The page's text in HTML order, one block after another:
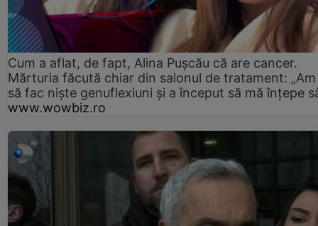
Cum a aflat, de fapt, Alina Pușcău că are cancer.
Mărturia făcută chiar din salonul de tratament:
să fac niște genuflexiuni și a început să mă înțepe
www.wowbiz.ro